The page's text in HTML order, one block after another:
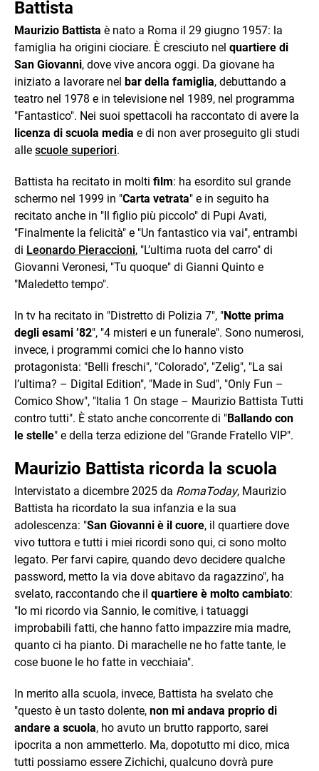
Battista
Maurizio Battista è nato a Roma il 29 giugno 1957: la
famiglia ha origini ciociare. È cresciuto nel quartiere di
San Giovanni, dove vive ancora oggi. Da giovane ha
iniziato a lavorare nel bar della famiglia, debuttando a
teatro nel 1978 e in televisione nel 1989, nel programma
"Fantastico". Nei suoi spettacoli ha raccontato di avere la
licenza di scuola media e di non aver proseguito gli studi
alle scuole superiori.
Battista ha recitato in molti film: ha esordito sul grande
schermo nel 1999 in "Carta vetrata" e in seguito ha
recitato anche in "Il figlio più piccolo" di Pupi Avati,
"Finalmente la felicità" e "Un fantastico via vai", entrambi
di Leonardo Pieraccioni, "L’ultima ruota del carro" di
Giovanni Veronesi, "Tu quoque" di Gianni Quinto e
"Maledetto tempo".
In tv ha recitato in "Distretto di Polizia 7", "Notte prima
degli esami ’82", "4 misteri e un funerale". Sono numerosi,
invece, i programmi comici che lo hanno visto
protagonista: "Belli freschi", "Colorado", "Zelig", "La sai
l’ultima? – Digital Edition", "Made in Sud", "Only Fun –
Comico Show", "Italia 1 On stage – Maurizio Battista Tutti
contro tutti". È stato anche concorrente di "Ballando con
le stelle" e della terza edizione del "Grande Fratello VIP".
Maurizio Battista ricorda la scuola
Intervistato a dicembre 2025 da RomaToday, Maurizio
Battista ha ricordato la sua infanzia e la sua
adolescenza: "San Giovanni è il cuore, il quartiere dove
vivo tuttora e tutti i miei ricordi sono qui, ci sono molto
legato. Per farvi capire, quando devo decidere qualche
password, metto la via dove abitavo da ragazzino", ha
svelato, raccontando che il quartiere è molto cambiato:
"Io mi ricordo via Sannio, le comitive, i tatuaggi
improbabili fatti, che hanno fatto impazzire mia madre,
quanto ci ha pianto. Di marachelle ne ho fatte tante, le
cose buone le ho fatte in vecchiaia".
In merito alla scuola, invece, Battista ha svelato che
"questo è un tasto dolente, non mi andava proprio di
andare a scuola, ho avuto un brutto rapporto, sarei
ipocrita a non ammetterlo. Ma, dopotutto mi dico, mica
tutti possiamo essere Zichichi, qualcuno dovrà pure